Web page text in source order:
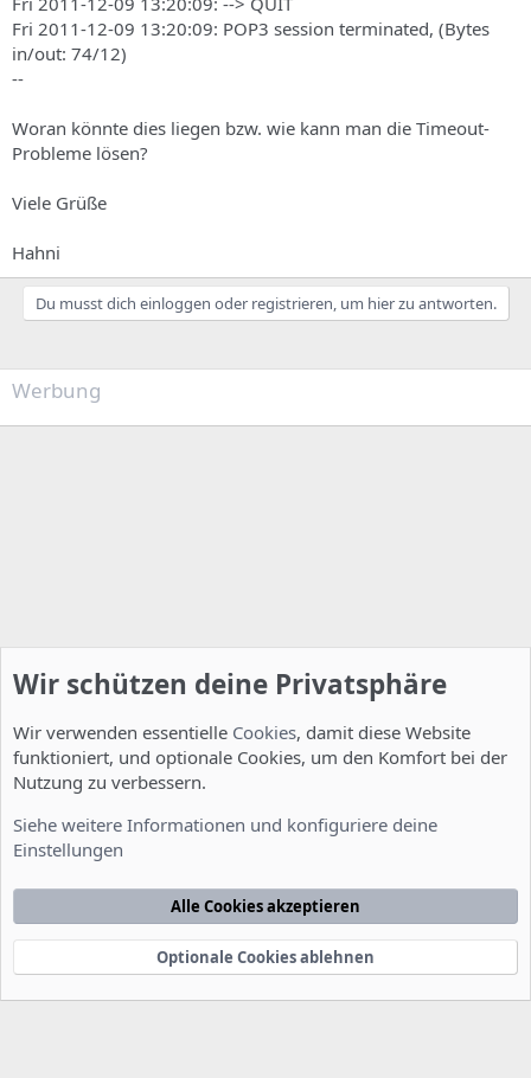
Fri 2011-12-09 13:20:09: POP3 session terminated, (Bytes
in/out: 74/12)
--
Woran könnte dies liegen bzw. wie kann man die Timeout-
Probleme lösen?
Viele Grüße
Hahni
Du musst dich einloggen oder registrieren, um hier zu antworten.
Werbung
Nutzungsbedingungen Datenschutzerklärung
Startseite
e
Community platform by XenForo® © 2010-2022 XenForo Ltd.
xenDach©2010-2014
Wir schützen deine Privatsphäre
Wir verwenden essentielle Cookies, damit diese Website
funktioniert, und optionale Cookies, um den Komfort bei der
Nutzung zu verbessern.
Siehe weitere Informationen und konfiguriere deine
Einstellungen
Alle Cookies akzeptieren
Optionale Cookies ablehnen